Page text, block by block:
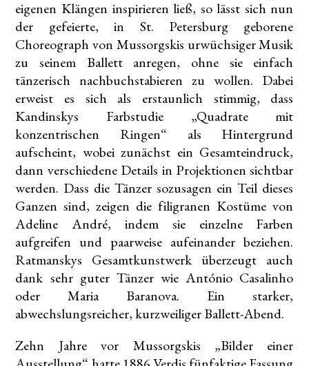
eigenen Klängen inspirieren ließ, so lässt sich nun
der gefeierte, in St. Petersburg geborene
Choreograph von Mussorgskis urwüchsiger Musik
zu seinem Ballett anregen, ohne sie einfach
tänzerisch nachbuchstabieren zu wollen. Dabei
erweist es sich als erstaunlich stimmig, dass
Kandinskys Farbstudie „Quadrate mit
konzentrischen Ringen“ als Hintergrund
aufscheint, wobei zunächst ein Gesamteindruck,
dann verschiedene Details in Projektionen sichtbar
werden. Dass die Tänzer sozusagen ein Teil dieses
Ganzen sind, zeigen die filigranen Kostüme von
Adeline André, indem sie einzelne Farben
aufgreifen und paarweise aufeinander beziehen.
Ratmanskys Gesamtkunstwerk überzeugt auch
dank sehr guter Tänzer wie António Casalinho
oder Maria Baranova. Ein starker,
abwechslungsreicher, kurzweiliger Ballett-Abend.
Zehn Jahre vor Mussorgskis „Bilder einer